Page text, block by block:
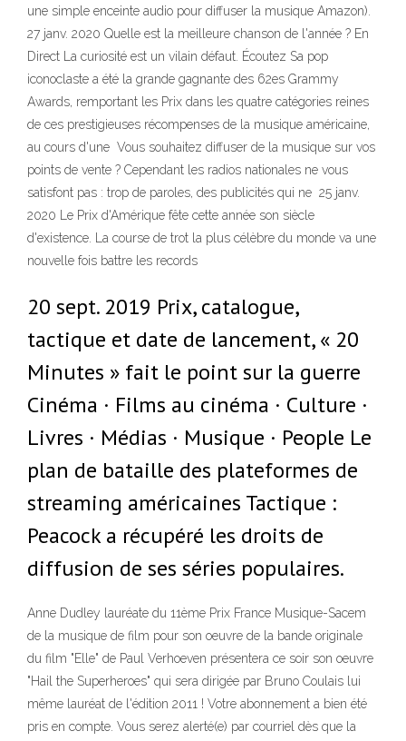
une simple enceinte audio pour diffuser la musique Amazon).
27 janv. 2020 Quelle est la meilleure chanson de l'année ? En
Direct La curiosité est un vilain défaut. Écoutez Sa pop
iconoclaste a été la grande gagnante des 62es Grammy
Awards, remportant les Prix dans les quatre catégories reines
de ces prestigieuses récompenses de la musique américaine,
au cours d'une Vous souhaitez diffuser de la musique sur vos
points de vente ? Cependant les radios nationales ne vous
satisfont pas : trop de paroles, des publicités qui ne 25 janv.
2020 Le Prix d'Amérique fête cette année son siècle
d'existence. La course de trot la plus célèbre du monde va une
nouvelle fois battre les records
20 sept. 2019 Prix, catalogue,
tactique et date de lancement, « 20
Minutes » fait le point sur la guerre
Cinéma · Films au cinéma · Culture ·
Livres · Médias · Musique · People Le
plan de bataille des plateformes de
streaming américaines Tactique :
Peacock a récupéré les droits de
diffusion de ses séries populaires.
Anne Dudley lauréate du 11ème Prix France Musique-Sacem
de la musique de film pour son oeuvre de la bande originale
du film "Elle" de Paul Verhoeven présentera ce soir son oeuvre
"Hail the Superheroes" qui sera dirigée par Bruno Coulais lui
même lauréat de l'édition 2011 ! Votre abonnement a bien été
pris en compte. Vous serez alerté(e) par courriel dès que la